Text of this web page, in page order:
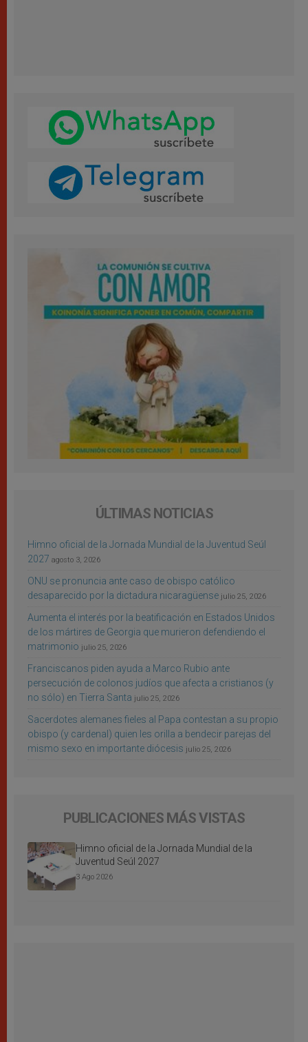
ÚLTIMAS NOTICIAS
Himno oficial de la Jornada Mundial de la Juventud Seúl
2027 agosto 3, 2026
ONU se pronuncia ante caso de obispo católico
desaparecido por la dictadura nicaragüense julio 25, 2026
Aumenta el interés por la beatificación en Estados Unidos
de los mártires de Georgia que murieron defendiendo el
matrimonio julio 25, 2026
Franciscanos piden ayuda a Marco Rubio ante
persecución de colonos judíos que afecta a cristianos (y
no sólo) en Tierra Santa julio 25, 2026
Sacerdotes alemanes fieles al Papa contestan a su propio
obispo (y cardenal) quien les orilla a bendecir parejas del
mismo sexo en importante diócesis julio 25, 2026
PUBLICACIONES MÁS VISTAS
Himno oficial de la Jornada Mundial de la
Juventud Seúl 2027
3 Ago 2026